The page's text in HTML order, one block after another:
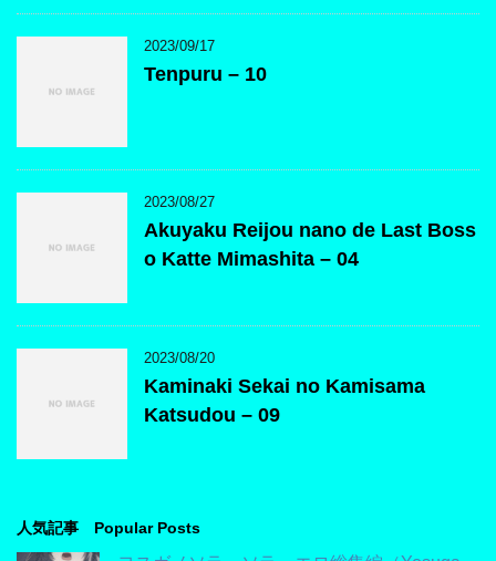
2023/09/17
Tenpuru – 10
2023/08/27
Akuyaku Reijou nano de Last Boss
o Katte Mimashita – 04
2023/08/20
Kaminaki Sekai no Kamisama
Katsudou – 09
人気記事 Popular Posts